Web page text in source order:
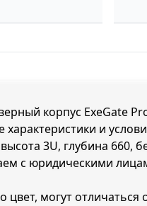
корпус ExeGate
и
3U, глубина
с юридическими
могут